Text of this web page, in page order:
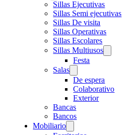
Sillas Ejecutivas
Sillas Semi ejecutivas
Sillas De visita
Sillas Operativas
Sillas Escolares
Sillas Multiusos
Festa
Salas
De espera
Colaborativo
Exterior
Bancas
Bancos
Mobiliario